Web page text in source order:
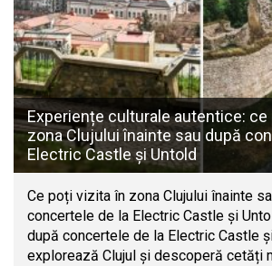
Experiențe culturale autentice: ce
zona Clujului înainte sau după
Electric Castle și Untold
Ce poți vizita în zona Clujului înainte
concertele de la Electric Castle și
după concertele de la Electric Castle
explorează Clujul și descoperă cetăți